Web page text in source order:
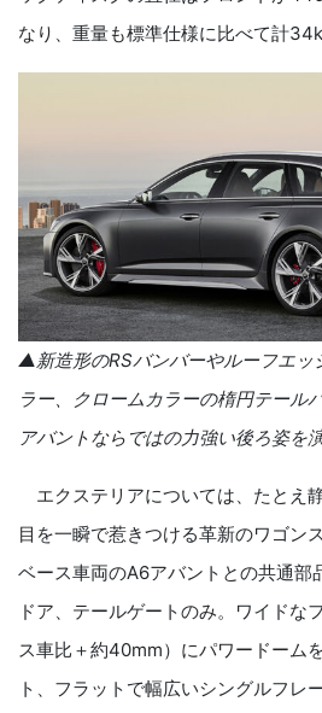
なり、重量も標準仕様に比べて計
▲新造形のRSバンバーやルーフエ
ラー、クロームカラーの楕円テール
アバントならではの力強い後ろ姿を
エクステリアについては、たとえ
目を一瞬で惹きつける革新のワゴン
ベース車両のA6アバントとの共通部
ドア、テールゲートのみ。ワイドな
ス車比＋約40mm）にパワードーム
ト、フラットで幅広いシングルフレ